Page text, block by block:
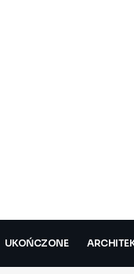
UKOŃCZONE